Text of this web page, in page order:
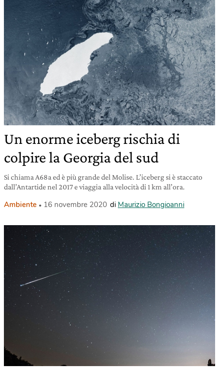
Un enorme iceberg rischia di
colpire la Georgia del sud
Si chiama A68a ed è più grande del Molise. L’iceberg si è staccato
dall’Antartide nel 2017 e viaggia alla velocità di 1 km all’ora.
Ambiente 16 novembre 2020 di Maurizio Bongioanni